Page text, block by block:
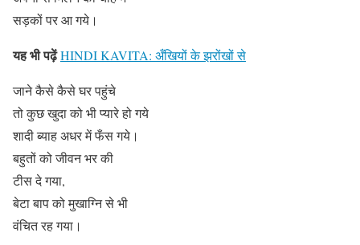
सड़कों पर आ गये।
यह भी पढ़ेंHINDI KAVITA: अँखियों के झरोंखों से
जाने कैसे कैसे घर पहुंचे
तो कुछ खुदा को भी प्यारे हो गये
शादी ब्याह अधर में फँस गये।
बहुतों को जीवन भर की
टीस दे गया,
बेटा बाप को मुखाग्नि से भी
वंचित रह गया।